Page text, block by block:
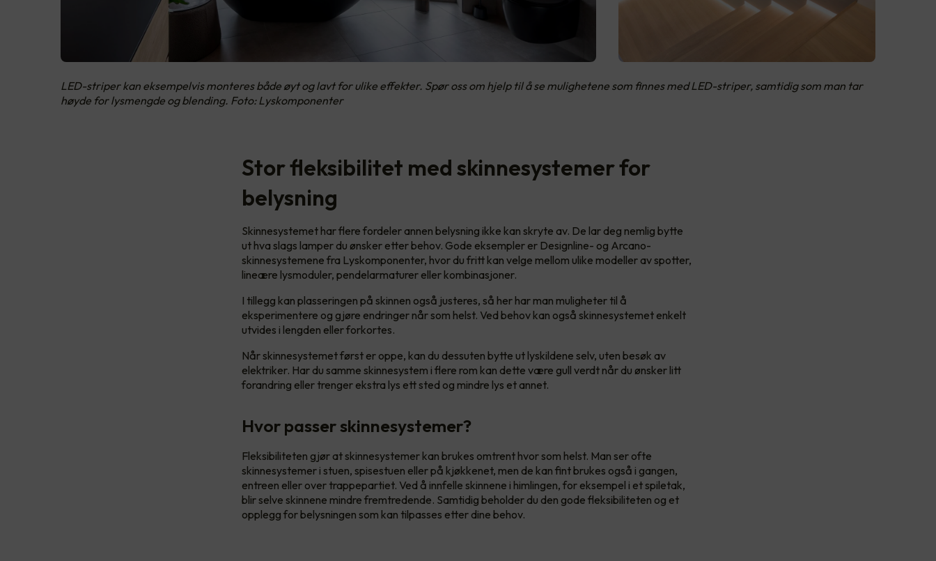
LED-striper kan eksempelvis monteres både øyt og lavt for ulike effekter. Spør oss om hjelp til å se mulighetene som finnes med LED-striper, samtidig som man tar
høyde for lysmengde og blending. Foto: Lyskomponenter
Stor fleksibilitet med skinnesystemer for
belysning
Skinnesystemet har flere fordeler annen belysning ikke kan skryte av. De lar deg nemlig bytte
ut hva slags lamper du ønsker etter behov. Gode eksempler er Designline- og Arcano-
skinnesystemene fra Lyskomponenter, hvor du fritt kan velge mellom ulike modeller av spotter,
lineære lysmoduler, pendelarmaturer eller kombinasjoner.
I tillegg kan plasseringen på skinnen også justeres, så her har man muligheter til å
eksperimentere og gjøre endringer når som helst. Ved behov kan også skinnesystemet enkelt
utvides i lengden eller forkortes.
Når skinnesystemet først er oppe, kan du dessuten bytte ut lyskildene selv, uten besøk av
elektriker. Har du samme skinnesystem i flere rom kan dette være gull verdt når du ønsker litt
forandring eller trenger ekstra lys ett sted og mindre lys et annet.
Hvor passer skinnesystemer?
Fleksibiliteten gjør at skinnesystemer kan brukes omtrent hvor som helst. Man ser ofte
skinnesystemer i stuen, spisestuen eller på kjøkkenet, men de kan fint brukes også i gangen,
entreen eller over trappepartiet. Ved å innfelle skinnene i himlingen, for eksempel i et spiletak,
blir selve skinnene mindre fremtredende. Samtidig beholder du den gode fleksibiliteten og et
opplegg for belysningen som kan tilpasses etter dine behov.